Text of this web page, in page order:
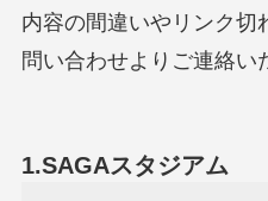
内容の間違いやリンク切
問い合わせよりご連絡い
1.SAGAスタジアム